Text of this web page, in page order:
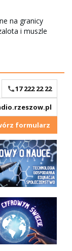
na granicy
i muszle
17 222 22 22
formularz